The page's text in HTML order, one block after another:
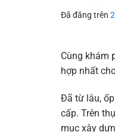
Đã đăng trên
Cùng khám
hợp nhất
Đã từ lâu,
cấp. Trên
mục xây